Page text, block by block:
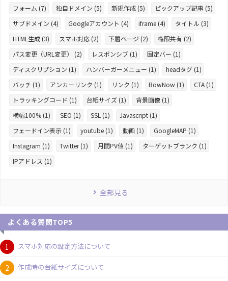
フォーム (7)
独自ドメイン (5) 新規作成 (5)
ピックアップ記事 (5)
サブドメイン (4)
Googleアカウント (4) iframe (4)
タイトル (3)
HTML生成 (3)
スマホ対応 (2) 下層ページ (2)
権限共有 (2)
パス変更（URL変更） (2)
レスポンシブ (1)
固定バー (1)
ディスクリプション (1)
ハンバーガーメニュー (1)
headタグ (1)
バッチ (1)
アンカーリンク (1) リンク (1) BowNow (1)
CTA (1)
トラッキングコード (1)
台紙サイズ (1)
背景画像 (1)
横幅100% (1)
SEO (1) SSL (1)
Javascript (1)
フェードイン表示 (1)
youtube (1) 動画 (1)
GoogleMAP (1)
Instagram (1)
Twitter (1) 月間PV値 (1)
ターゲットブランク (1)
IPアドレス (1)
全部見る
よくある質問TOP5
スマホ対応の設定方法について
作成時の台紙サイズについて